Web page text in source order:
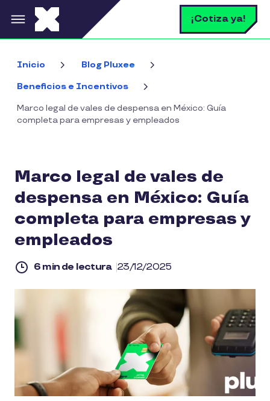
Pasar al contenido principal ¡Cotiza ya!
Inicio Blog Pluxee
Beneficios e Incentivos
Marco legal de vales de despensa en México: Guía
completa para empresas y empleados
Marco legal de vales de
despensa en México: Guía
completa para empresas y
empleados
6 min de lectura 23/12/2025